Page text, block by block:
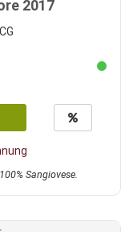
2017
Sangiovese.